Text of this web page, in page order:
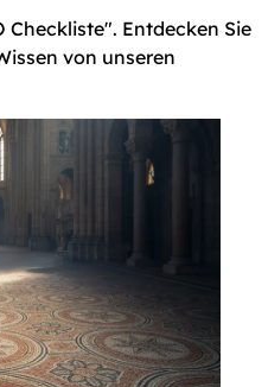
Checkliste". Entdecken Sie
von unseren